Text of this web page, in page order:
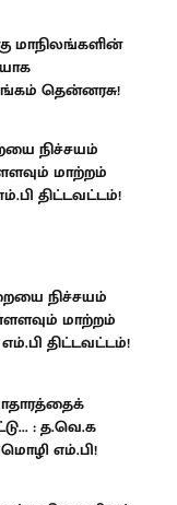
மாநிலங்களின்
தென்னரசு!
நிச்சயம்
மாற்றம்
திட்டவட்டம்!
நிச்சயம்
மாற்றம்
திட்டவட்டம்!
: த.வெ.க
எம்.பி!